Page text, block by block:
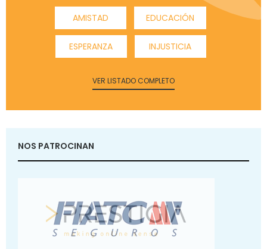
AMISTAD EDUCACIÓN
ESPERANZA INJUSTICIA
VER LISTADO COMPLETO
NOS PATROCINAN